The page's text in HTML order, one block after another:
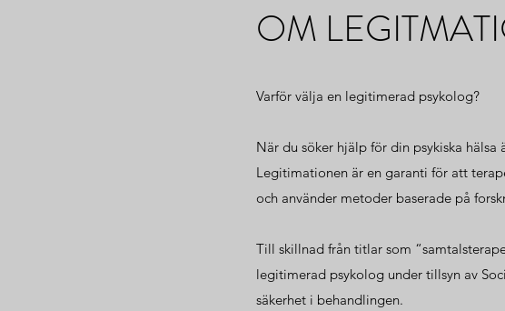
OM
Varför välja en legitimerad psykolog?
När du söker hjälp för din psykiska
Legitimationen är en garanti för att
och använder metoder baserade på
Till skillnad från titlar som
legitimerad psykolog under tillsyn av
säkerhet i behandlingen.